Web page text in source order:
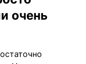
очень